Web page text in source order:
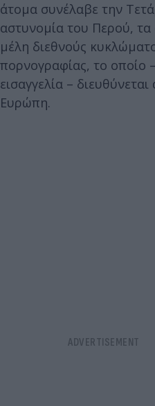
άτομα συνέλαβε την
αστυνομία του Περού,
μέλη διεθνούς
πορνογραφίας, το οποίο
εισαγγελία –
Ευρώπη.